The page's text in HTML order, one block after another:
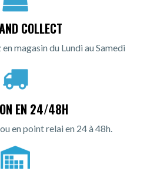
COLLECT
magasin du Lundi au Samedi
EN 24/48H
en point relai en 24 à 48h.